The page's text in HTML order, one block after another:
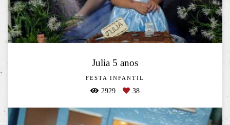
Julia 5 anos
FESTA INFANTIL
2929 38